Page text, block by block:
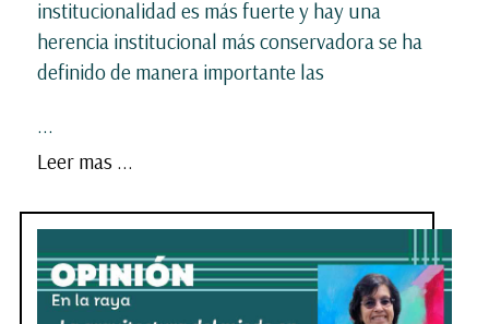
institucionalidad es más fuerte y hay una
herencia institucional más conservadora se ha
definido de manera importante las
...
Leer mas ...